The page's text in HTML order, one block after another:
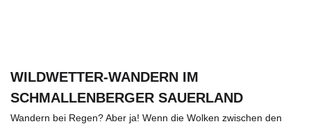
WILDWETTER-WANDERN IM
SCHMALLENBERGER SAUERLAND
Wandern bei Regen? Aber ja! Wenn die Wolken zwischen den